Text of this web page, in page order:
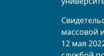
массовой
12 мая